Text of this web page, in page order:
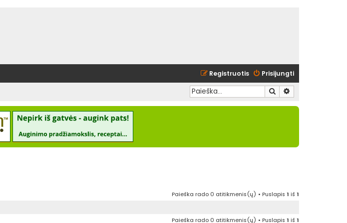
Prisijungti
Registruotis
Ieškoti
Paieška rado 0 atitikmenis(ų) • Puslapis 1 iš 1
Paieška rado 0 atitikmenis(ų) • Puslapis 1 iš 1